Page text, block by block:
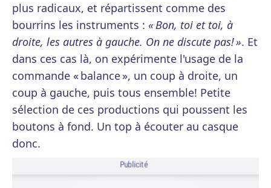
plus radicaux, et répartissent comme des
bourrins les instruments : « Bon, toi et toi, à
droite, les autres à gauche. On ne discute pas! ». Et
dans ces cas là, on expérimente l'usage de la
commande « balance », un coup à droite, un
coup à gauche, puis tous ensemble! Petite
sélection de ces productions qui poussent les
boutons à fond. Un top à écouter au casque
donc.
Publicité